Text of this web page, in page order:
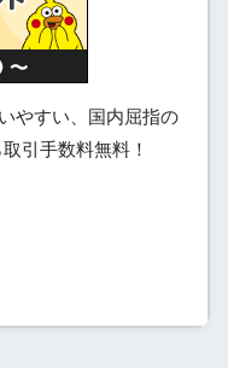
やすい、国内屈指の
引手数料無料！